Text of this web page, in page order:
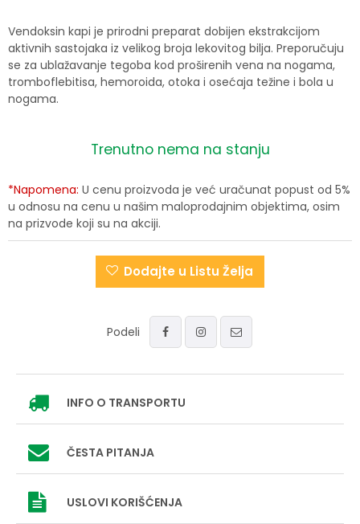
Vendoksin kapi je prirodni preparat dobijen ekstrakcijom
aktivnih sastojaka iz velikog broja lekovitog bilja. Preporučuju
se za ublažavanje tegoba kod proširenih vena na nogama,
tromboflebitisa, hemoroida, otoka i osećaja težine i bola u
nogama.
Trenutno nema na stanju
*Napomena: U cenu proizvoda je već uračunat popust od 5%
u odnosu na cenu u našim maloprodajnim objektima, osim
na prizvode koji su na akciji.
Dodajte u Listu Želja
Podeli
INFO O TRANSPORTU
ČESTA PITANJA
USLOVI KORIŠĆENJA